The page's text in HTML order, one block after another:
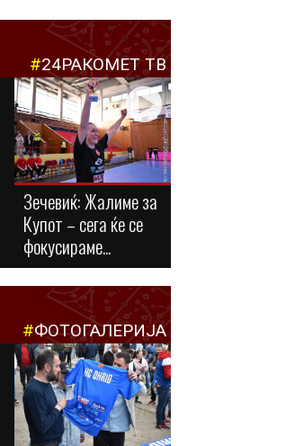
#24РАКОМЕТ ТВ
Зечевиќ: Жалиме за
Купот – сега ќе се
фокусираме...
#ФОТОГАЛЕРИЈА